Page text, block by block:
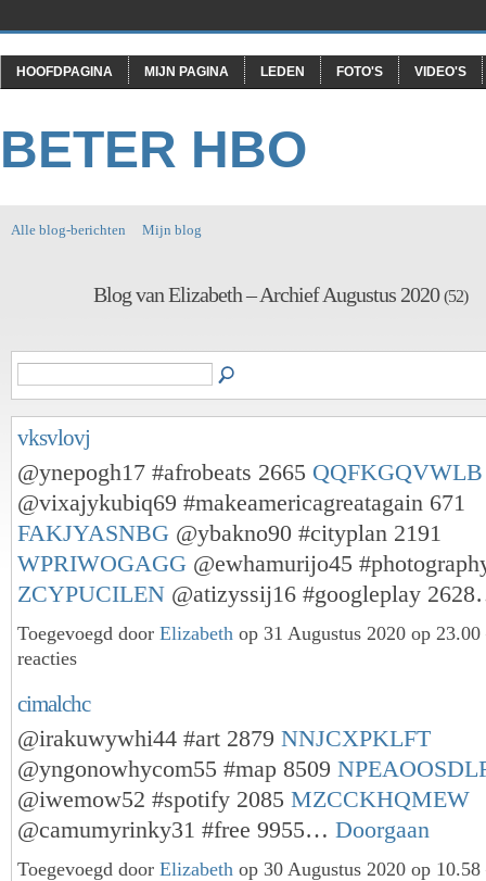
HOOFDPAGINA MIJN PAGINA LEDEN FOTO'S VIDEO'S
BETER HBO
Alle blog-berichten Mijn blog
Blog van Elizabeth – Archief Augustus 2020(52)
vksvlovj
@ynepogh17 #afrobeats 2665 QQFKGQVWLB
@vixajykubiq69 #makeamericagreatagain 671
FAKJYASNBG @ybakno90 #cityplan 2191
WPRIWOGAGG @ewhamurijo45
ZCYPUCILEN @atizyssij16 #googleplay
Toegevoegd door Elizabeth op 31 Augustus 2020 op
reacties
cimalchc
@irakuwywhi44 #art 2879 NNJCXPKLFT
@yngonowhycom55 #map 8509
@iwemow52 #spotify 2085 MZCCKHQMEW
@camumyrinky31 #free 9955… Doorgaan
Toegevoegd door Elizabeth op 30 Augustus 2020 op